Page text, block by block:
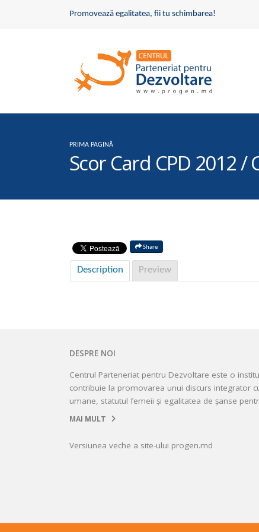
Promovează egalitatea, fii tu schimbarea!
PRIMA PAGINĂ
Scor Card CPD 2012 /
Share
Description Preview
DESPRE NOI
Centrul Parteneriat pentru Dezvoltare este o
contribuie la promovarea unui discurs integrator
umane, statutul femeii și egalitatea de șanse
MAI MULT
Versiunea veche a site-ului progen.md